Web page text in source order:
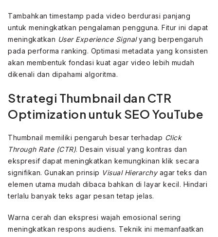
Tambahkan timestamp pada video berdurasi panjang
untuk meningkatkan pengalaman pengguna. Fitur ini dapat
meningkatkan User Experience Signalyang berpengaruh
pada performa ranking. Optimasi metadata yang konsisten
akan membentuk fondasi kuat agar video lebih mudah
dikenali dan dipahami algoritma.
Strategi Thumbnail dan CTR
Optimization untuk SEO YouTube
Thumbnail memiliki pengaruh besar terhadap Click
Through Rate (CTR). Desain visual yang kontras dan
ekspresif dapat meningkatkan kemungkinan klik secara
signifikan. Gunakan prinsip Visual Hierarchyagar teks dan
elemen utama mudah dibaca bahkan di layar kecil. Hindari
terlalu banyak teks agar pesan tetap jelas.
Warna cerah dan ekspresi wajah emosional sering
meningkatkan respons audiens. Teknik ini memanfaatkan